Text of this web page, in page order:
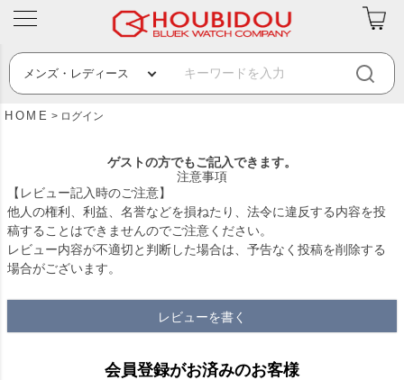
HOME ログイン
ゲストの方でもご記入できます。
注意事項
【レビュー記入時のご注意】
他人の権利、利益、名誉などを損ねたり、法令に違反する内容を投
稿することはできませんのでご注意ください。
レビュー内容が不適切と判断した場合は、予告なく投稿を削除する
場合がございます。
レビューを書く
会員登録がお済みのお客様